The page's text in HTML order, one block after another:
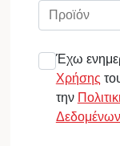
Έχω
Χρήσης
την
Δεδομένων